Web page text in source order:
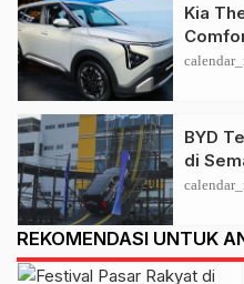
Kia
BYD
di
EV
REKOMENDASI UNTUK